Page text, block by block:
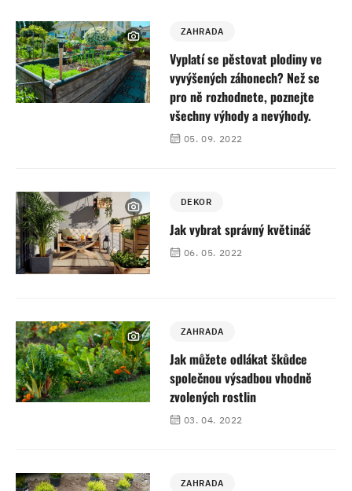
ZAHRADA
Vyplatí se pěstovat plodiny ve
vyvýšených záhonech? Než se
pro ně rozhodnete, poznejte
všechny výhody a nevýhody.
05. 09. 2022
DEKOR
Jak vybrat správný květináč
06. 05. 2022
ZAHRADA
Jak můžete odlákat škůdce
společnou výsadbou vhodně
zvolených rostlin
03. 04. 2022
ZAHRADA